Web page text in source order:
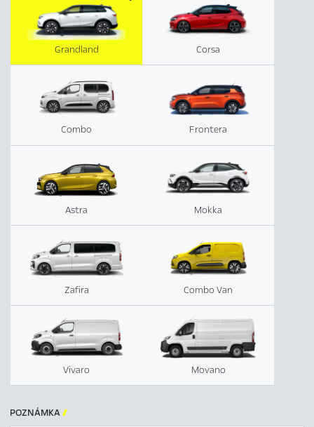
Corsa
Combo Frontera
Astra Mokka
Grandland
Zafira Combo Van
Vivaro Movano
POZNÁMKA